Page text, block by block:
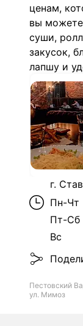
ценам,
вы можете
суши,
закусок,
лапшу и
г.
Пн-Чт
Пт-Сб
Вс
Пестовский
ул. Мимоз